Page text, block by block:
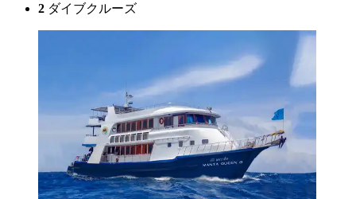
2 ダイブクルーズ